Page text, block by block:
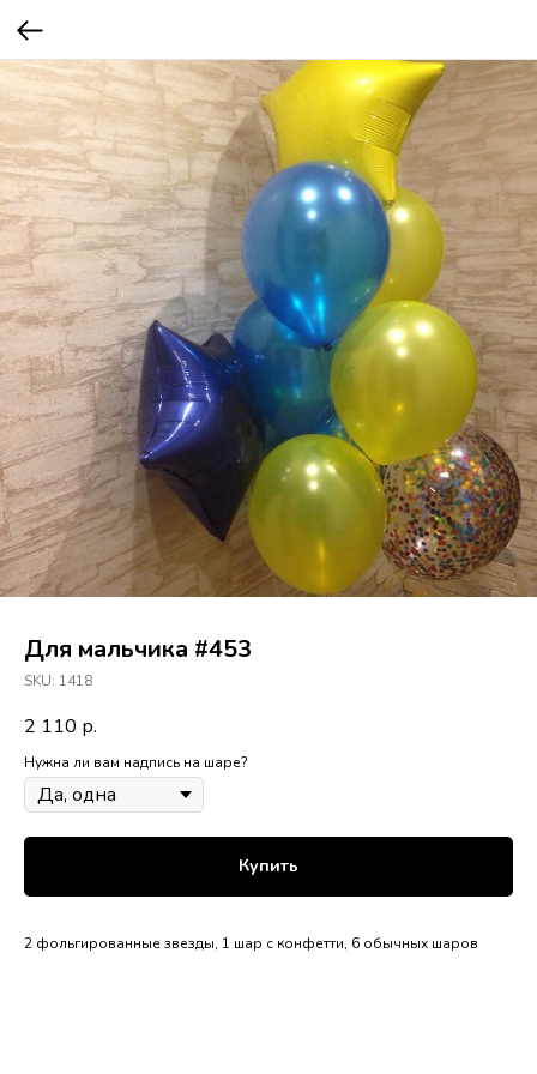
Для мальчика #453
SKU: 1418
2 110 р.
Нужна ли вам надпись на шаре?
Купить
2 фольгированные звезды, 1 шар с конфетти, 6 обычных шаров